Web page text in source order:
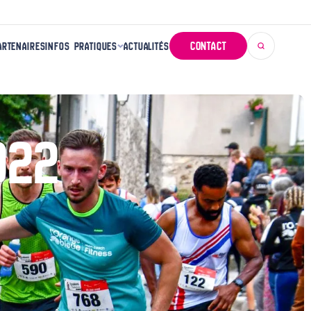
INFOS PRATIQUES
DOCUMENTS
RETRAIT DU DOSSARD
DÉROULEMENT
VILLAGE
BÉNÉVOLES
APRÈS LA COURSE
ACTUALITÉS CONTACT